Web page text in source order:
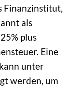
Finanzinstitut,
als
plus
Eine
unter
werden, um